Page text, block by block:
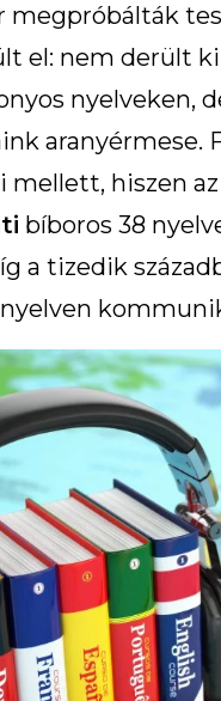
megpróbálták
el: nem derült
nyelveken,
aranyérmese.
hiszen
bíboros 38
a tizedik